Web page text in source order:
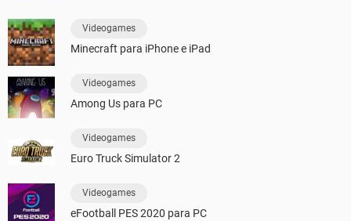
Videogames
Minecraft para iPhone e iPad
Videogames
Among Us para PC
Videogames
Euro Truck Simulator 2
Videogames
eFootball PES 2020 para PC